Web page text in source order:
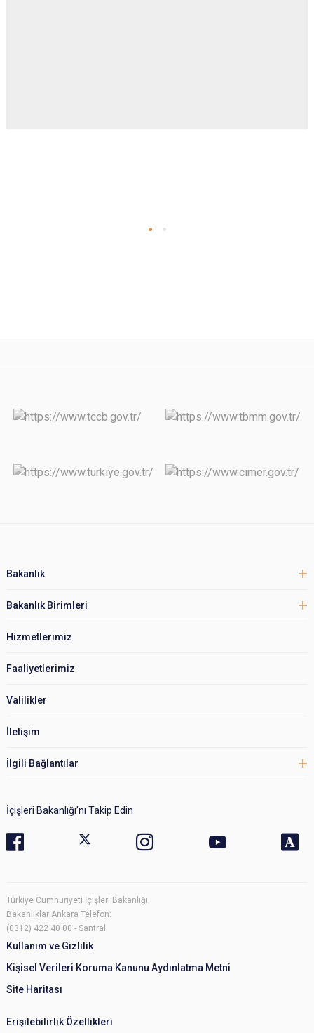
Bakanlık
Bakanlık Birimleri
Hizmetlerimiz
Faaliyetlerimiz
Valilikler
İletişim
İlgili Bağlantılar
İçişleri Bakanlığı’nı Takip Edin
Türkiye Cumhuriyeti İçişleri Bakanlığı
Bakanlıklar Ankara Telefon:
(0312) 422 40 00 - Santral
Kullanım ve Gizlilik
Kişisel Verileri Koruma Kanunu Aydınlatma Metni
Site Haritası
Erişilebilirlik Özellikleri